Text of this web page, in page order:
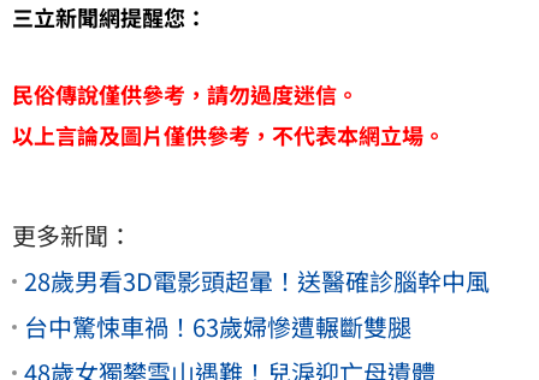
三立新聞網提醒您：
民俗傳說僅供參考，請勿過度迷信。
以上言論及圖片僅供參考，不代表本網立場。
更多新聞：
28歲男看3D電影頭超暈！送醫確診腦幹中風
台中驚悚車禍！63歲婦慘遭輾斷雙腿
48歲女獨攀雪山遇難！兒淚迎亡母遺體